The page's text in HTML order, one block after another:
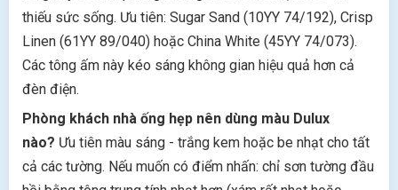
thiếu sức sống. Ưu tiên: Sugar Sand (10YY 74/192), Crisp
Linen (61YY 89/040) hoặc China White (45YY 74/073).
Các tông ấm này kéo sáng không gian hiệu quả hơn cả
đèn điện.
Phòng khách nhà ống hẹp nên dùng màu Dulux
nào? Ưu tiên màu sáng - trắng kem hoặc be nhạt cho tất
cả các tường. Nếu muốn có điểm nhấn: chỉ sơn tường đầu